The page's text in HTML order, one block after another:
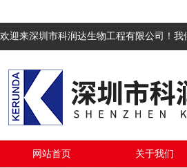
欢迎来深圳市科润达生物工程有限公司！我
网站首页 关于我们